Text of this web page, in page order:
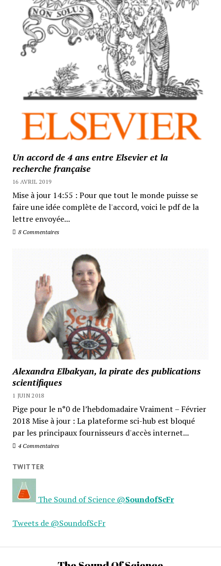
Un accord de 4 ans entre Elsevier et la
recherche française
16 AVRIL 2019
Mise à jour 14:55 : Pour que tout le monde puisse se
faire une idée complète de l'accord, voici le pdf de la
lettre envoyée...
8 Commentaires
Alexandra Elbakyan, la pirate des publications
scientifiques
1 JUIN 2018
Pige pour le n°0 de l’hebdomadaire Vraiment – Février
2018 Mise à jour : La plateforme sci-hub est bloqué
par les principaux fournisseurs d'accès internet...
4 Commentaires
TWITTER
The Sound of Science @SoundofScFr
Tweets de @SoundofScFr